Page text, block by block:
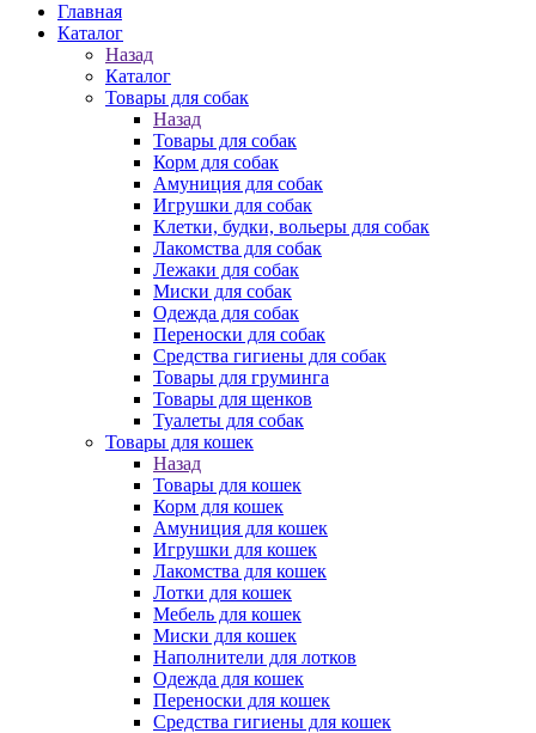
Главная
Каталог
Назад
Каталог
Товары для собак
Назад
Товары для собак
Корм для собак
Амуниция для собак
Игрушки для собак
Клетки, будки, вольеры для собак
Лакомства для собак
Лежаки для собак
Миски для собак
Одежда для собак
Переноски для собак
Средства гигиены для собак
Товары для груминга
Товары для щенков
Туалеты для собак
Товары для кошек
Назад
Товары для кошек
Корм для кошек
Амуниция для кошек
Игрушки для кошек
Лакомства для кошек
Лотки для кошек
Мебель для кошек
Миски для кошек
Наполнители для лотков
Одежда для кошек
Переноски для кошек
Средства гигиены для кошек